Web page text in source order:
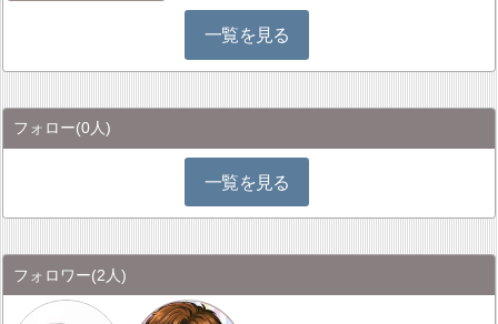
一覧を見る
フォロー(0人)
一覧を見る
フォロワー(2人)